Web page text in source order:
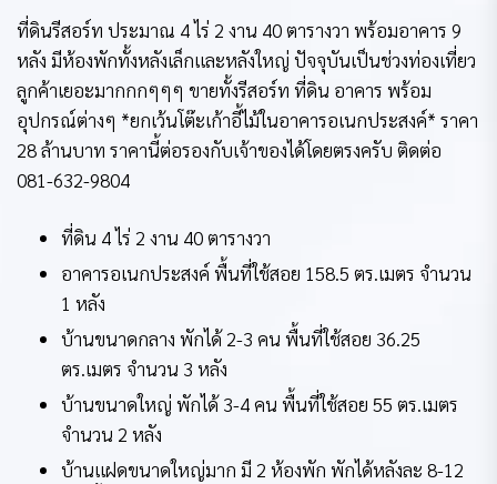
ที่ดินรีสอร์ท ประมาณ 4 ไร่ 2 งาน 40 ตารางวา พร้อมอาคาร 9
หลัง มีห้องพักทั้งหลังเล็กและหลังใหญ่ ปัจจุบันเป็นช่วงท่องเที่ยว
ลูกค้าเยอะมากกกๆๆๆ ขายทั้งรีสอร์ท ที่ดิน อาคาร พร้อม
อุปกรณ์ต่างๆ *ยกเว้นโต๊ะเก้าอี้ไม้ในอาคารอเนกประสงค์* ราคา
28 ล้านบาท ราคานี้ต่อรองกับเจ้าของได้โดยตรงครับ ติดต่อ
081-632-9804
ที่ดิน 4 ไร่ 2 งาน 40 ตารางวา
อาคารอเนกประสงค์ พื้นที่ใช้สอย 158.5 ตร.เมตร จำนวน
1 หลัง
บ้านขนาดกลาง พักได้ 2-3 คน พื้นที่ใช้สอย 36.25
ตร.เมตร จำนวน 3 หลัง
บ้านขนาดใหญ่ พักได้ 3-4 คน พื้นที่ใช้สอย 55 ตร.เมตร
จำนวน 2 หลัง
บ้านแฝดขนาดใหญ่มาก มี 2 ห้องพัก พักได้หลังละ 8-12